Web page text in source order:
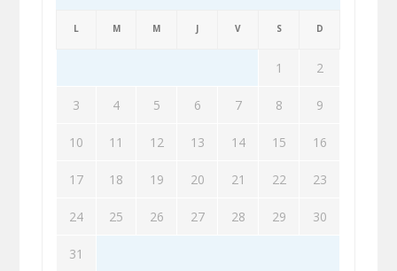
L M M J V S D
1 2
3 4 5 6 7 8 9
10 11 12 13 14 15 16
17 18 19 20 21 22 23
24 25 26 27 28 29 30
31